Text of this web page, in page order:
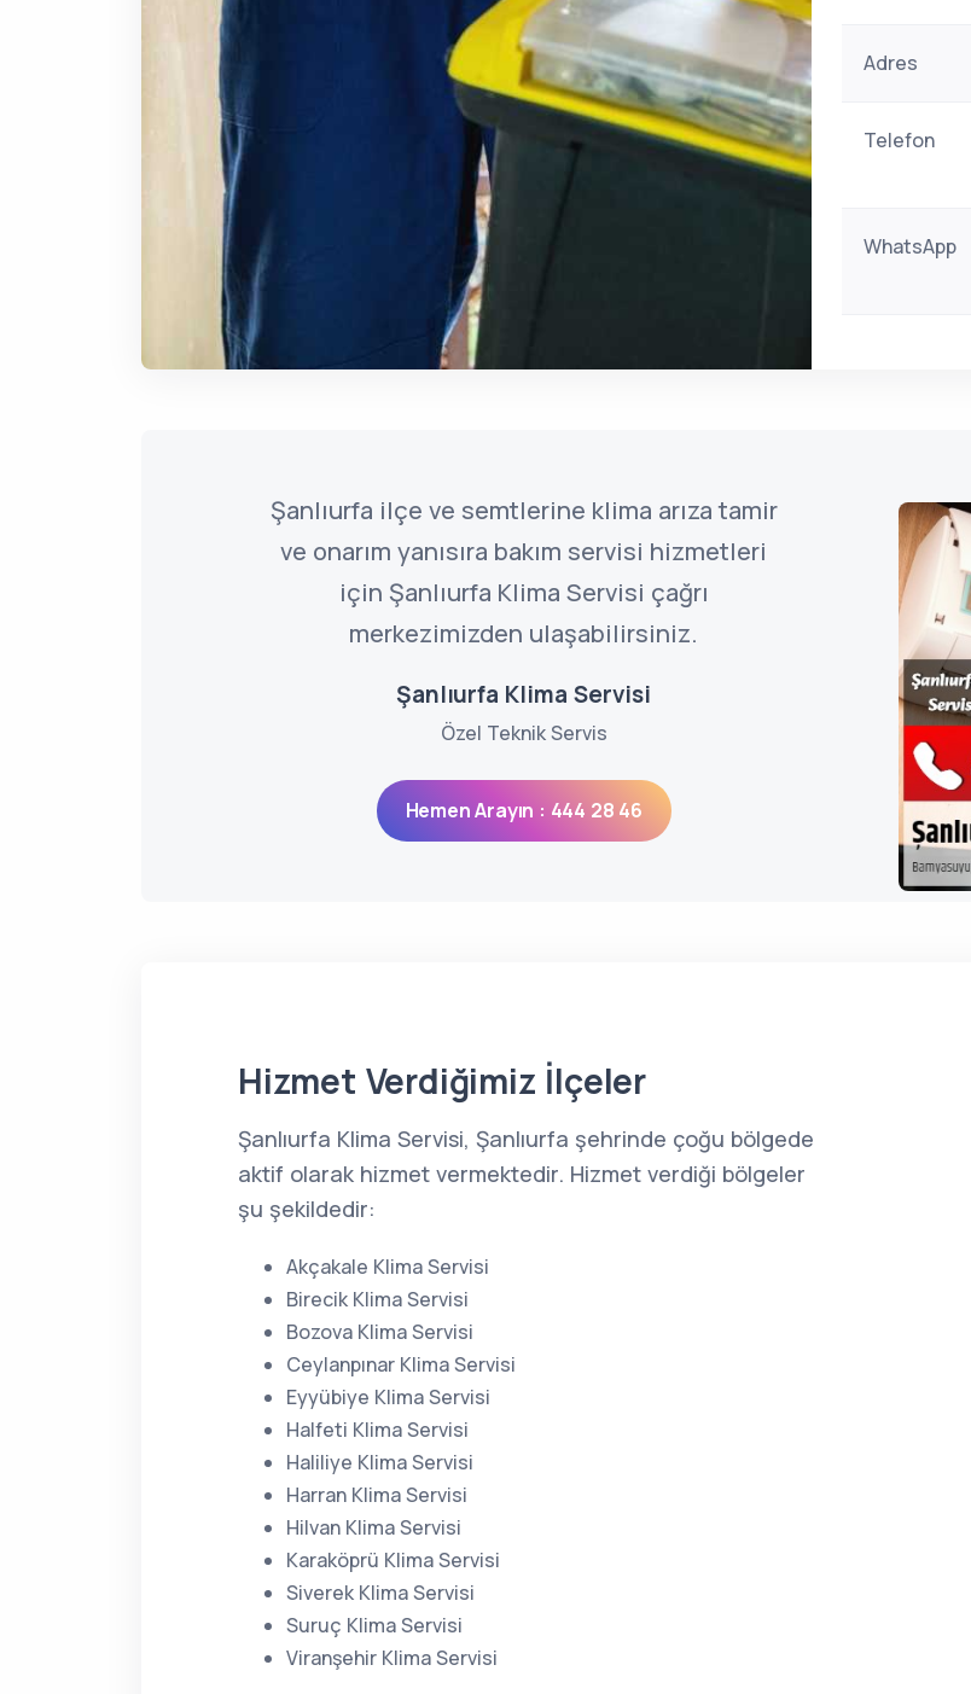
Adres
Telefon
WhatsApp
Şanlıurfa ilçe ve semtlerine klima arıza tamir
ve onarım yanısıra bakım servisi hizmetleri
için Şanlıurfa Klima Servisi çağrı
merkezimizden ulaşabilirsiniz.
Şanlıurfa Klima Servisi
Özel Teknik Servis
Hemen Arayın : 444 28 46
Hizmet Verdiğimiz İlçeler
Şanlıurfa Klima Servisi, Şanlıurfa şehrinde çoğu bölgede
aktif olarak hizmet vermektedir. Hizmet verdiği bölgeler
şu şekildedir:
Akçakale Klima Servisi
Birecik Klima Servisi
Bozova Klima Servisi
Ceylanpınar Klima Servisi
Eyyübiye Klima Servisi
Halfeti Klima Servisi
Haliliye Klima Servisi
Harran Klima Servisi
Hilvan Klima Servisi
Karaköprü Klima Servisi
Siverek Klima Servisi
Suruç Klima Servisi
Viranşehir Klima Servisi